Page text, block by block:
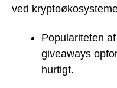
ved
Populariteten
giveaways
hurtigt.